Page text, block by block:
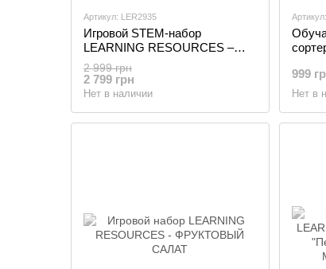
Артикул: LER2935
Игровой STEM-набор
LEARNING RESOURCES –
РОБОТ BOTLEY
(программируемая игрушка-
робот, пульт, аксесс.)
2 999 грн
2 799 грн
Нет в наличии
999
Нет в